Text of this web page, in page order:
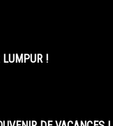
LUMPUR !